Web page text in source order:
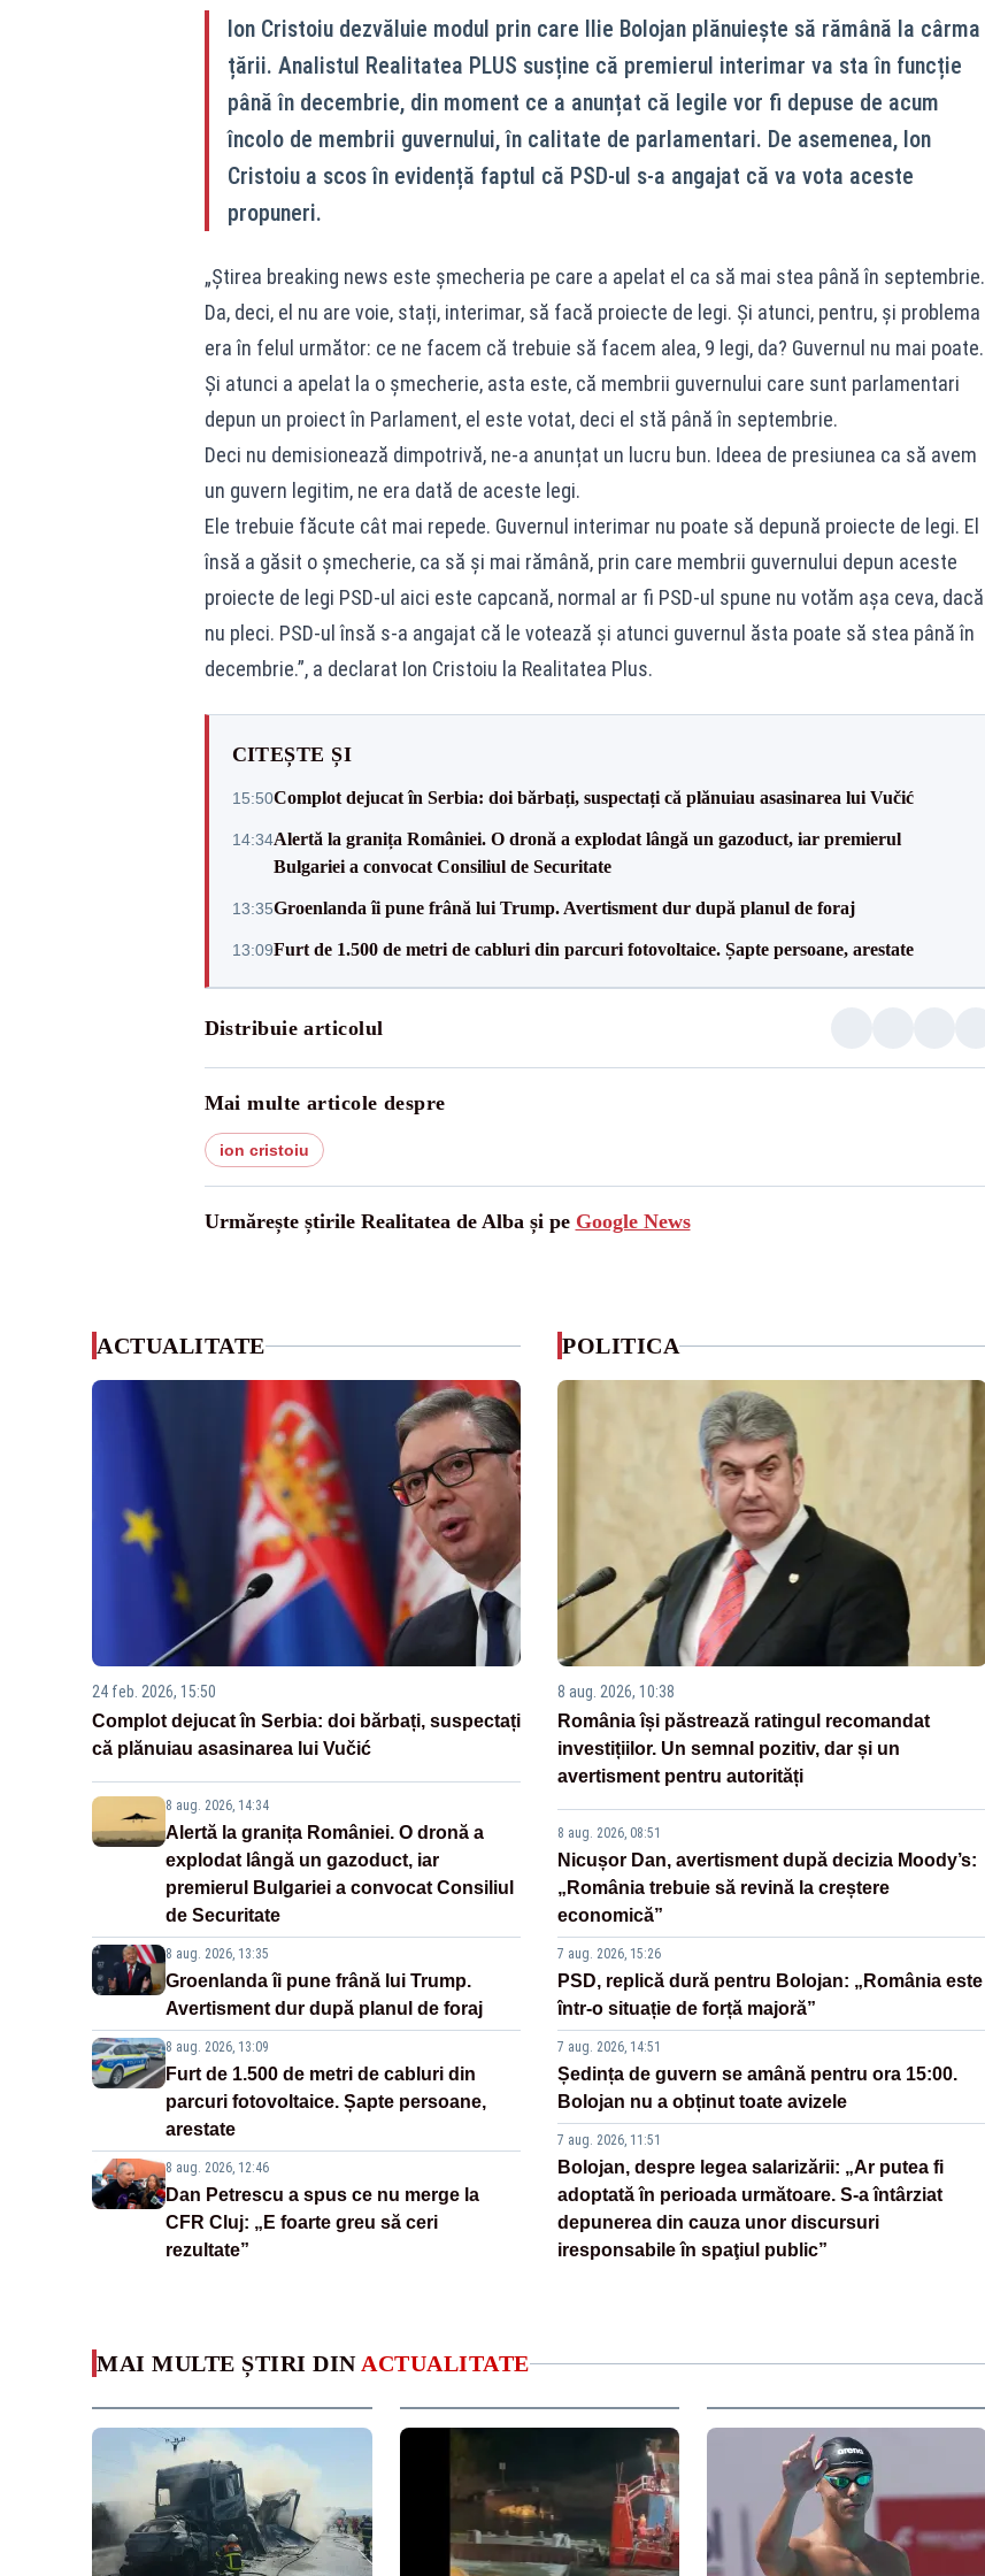
Ion Cristoiu dezvăluie modul prin care Ilie Bolojan plănuiește să rămână la cârma
țării. Analistul Realitatea PLUS susține că premierul interimar va sta în funcție
până în decembrie, din moment ce a anunțat că legile vor fi depuse de acum
încolo de membrii guvernului, în calitate de parlamentari. De asemenea, Ion
Cristoiu a scos în evidență faptul că PSD-ul s-a angajat că va vota aceste
propuneri.
„Știrea breaking news este șmecheria pe care a apelat el ca să mai stea până în septembrie.
Da, deci, el nu are voie, stați, interimar, să facă proiecte de legi. Și atunci, pentru, și problema
era în felul următor: ce ne facem că trebuie să facem alea, 9 legi, da? Guvernul nu mai poate.
Și atunci a apelat la o șmecherie, asta este, că membrii guvernului care sunt parlamentari
depun un proiect în Parlament, el este votat, deci el stă până în septembrie.
Deci nu demisionează dimpotrivă, ne-a anunțat un lucru bun. Ideea de presiunea ca să avem
un guvern legitim, ne era dată de aceste legi.
Ele trebuie făcute cât mai repede. Guvernul interimar nu poate să depună proiecte de legi. El
însă a găsit o șmecherie, ca să și mai rămână, prin care membrii guvernului depun aceste
proiecte de legi PSD-ul aici este capcană, normal ar fi PSD-ul spune nu votăm așa ceva, dacă
nu pleci. PSD-ul însă s-a angajat că le votează și atunci guvernul ăsta poate să stea până în
decembrie.”, a declarat Ion Cristoiu la Realitatea Plus.
CITEȘTE ȘI
15:50Complot dejucat în Serbia: doi bărbați, suspectați că plănuiau asasinarea lui Vučić
14:34Alertă la granița României. O dronă a explodat lângă un gazoduct, iar premierul
Bulgariei a convocat Consiliul de Securitate
13:35Groenlanda îi pune frână lui Trump. Avertisment dur după planul de foraj
13:09Furt de 1.500 de metri de cabluri din parcuri fotovoltaice. Șapte persoane, arestate
Distribuie articolul
Mai multe articole despre
ion cristoiu
Urmărește știrile Realitatea de Alba și pe Google News
ACTUALITATE
24 feb. 2026, 15:50
Complot dejucat în Serbia: doi bărbați, suspectați
că plănuiau asasinarea lui Vučić
8 aug. 2026, 14:34
Alertă la granița României. O dronă a
explodat lângă un gazoduct, iar
premierul Bulgariei a convocat Consiliul
de Securitate
8 aug. 2026, 13:35
Groenlanda îi pune frână lui Trump.
Avertisment dur după planul de foraj
8 aug. 2026, 13:09
Furt de 1.500 de metri de cabluri din
parcuri fotovoltaice. Șapte persoane,
arestate
8 aug. 2026, 12:46
Dan Petrescu a spus ce nu merge la
CFR Cluj: „E foarte greu să ceri
rezultate”
POLITICA
8 aug. 2026, 10:38
România își păstrează ratingul recomandat
investițiilor. Un semnal pozitiv, dar și un
avertisment pentru autorități
8 aug. 2026, 08:51
Nicușor Dan, avertisment după decizia Moody’s:
„România trebuie să revină la creștere
economică”
7 aug. 2026, 15:26
PSD, replică dură pentru Bolojan: „România este
într-o situație de forță majoră”
7 aug. 2026, 14:51
Ședința de guvern se amână pentru ora 15:00.
Bolojan nu a obținut toate avizele
7 aug. 2026, 11:51
Bolojan, despre legea salarizării: „Ar putea fi
adoptată în perioada următoare. S-a întârziat
depunerea din cauza unor discursuri
iresponsabile în spaţiul public”
MAI MULTE ȘTIRI DIN ACTUALITATE